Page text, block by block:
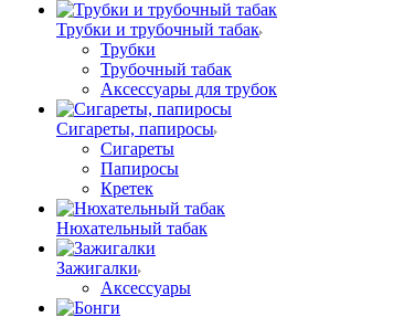
Трубки и трубочный табак
Трубки
Трубочный табак
Аксессуары для трубок
Сигареты, папиросы
Сигареты
Папиросы
Кретек
Нюхательный табак
Зажигалки
Аксессуары